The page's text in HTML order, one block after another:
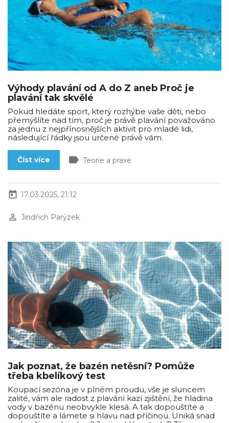
Výhody plavání od A do Z aneb Proč je
plavání tak skvělé
Pokud hledáte sport, který rozhýbe vaše děti, nebo
přemýšlíte nad tím, proč je právě plavání považováno
za jednu z nejpřínosnějších aktivit pro mladé lidi,
následující řádky jsou určené právě vám.
Číst více label Teorie a praxe
today 17.03.2025, 21:12
perm_identity Jindřich Parýzek
Jak poznat, že bazén netěsní? Pomůže
třeba kbelíkový test
Koupací sezóna je v plném proudu, vše je sluncem
zalité, vám ale radost z plavání kazí zjištění, že hladina
vody v bazénu neobvykle klesá. A tak dopouštíte a
dopouštíte a lámete si hlavu nad příčinou. Uniká snad